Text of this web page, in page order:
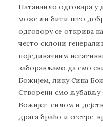
Натанаило одговара у
може ли бити што
одговору се открива
често склони
појединачним
заборављамо да смо
Божијем, лику Сина
Створени смо
Божијег, силом и
драга браћо и сестре,